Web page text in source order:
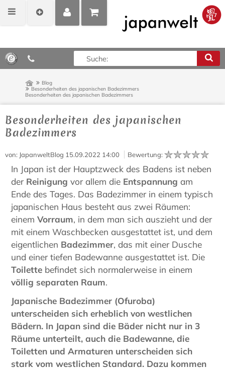
MEIN
POSITIONEN
ANZEIGEN
0,00 €*
Blog
Besonderheiten des japanischen Badezimmers
Besonderheiten des japanischen Badezimmers
Besonderheiten des japanischen
Badezimmers
von: JapanweltBlog 15.09.2022 14:00 Bewertung:
In Japan ist der Hauptzweck des Badens ist neben
der Reinigung vor allem die Entspannung am
Ende des Tages. Das Badezimmer in einem typisch
japanischen Haus besteht aus zwei Räumen:
einem Vorraum, in dem man sich auszieht und der
mit einem Waschbecken ausgestattet ist, und dem
eigentlichen Badezimmer, das mit einer Dusche
und einer tiefen Badewanne ausgestattet ist. Die
Toilette befindet sich normalerweise in einem
völlig separaten Raum.
Japanische Badezimmer (Ofuroba)
unterscheiden sich erheblich von westlichen
Bädern. In Japan sind die Bäder nicht nur in 3
Räume unterteilt, auch die Badewanne, die
Toiletten und Armaturen unterscheiden sich
stark vom westlichen Standard. Dazu kommen